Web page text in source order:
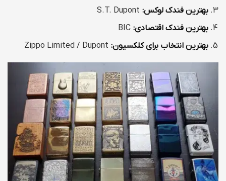
بهترین فندک لوکس:
بهترین فندک اقتصادی:
بهترین انتخاب برای کلکسیون: